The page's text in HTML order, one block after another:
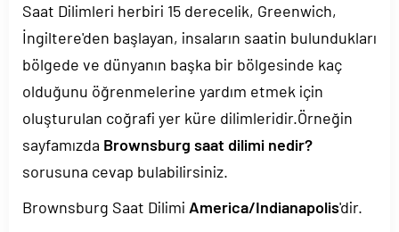
Saat Dilimleri herbiri 15 derecelik, Greenwich,
İngiltere'den başlayan, insaların saatin bulundukları
bölgede ve dünyanın başka bir bölgesinde kaç
olduğunu öğrenmelerine yardım etmek için
oluşturulan coğrafi yer küre dilimleridir.Örneğin
sayfamızda Brownsburg saat dilimi nedir?
sorusuna cevap bulabilirsiniz.
Brownsburg Saat Dilimi America/Indianapolis'dir.